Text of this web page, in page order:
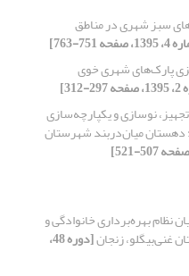
سبز شهری در مناطق
پارک‌های شهری خوی
نوسازی و یکپارچه‌سازی
دهستان میان‌‌دربند شهرستان
نظام بهره‌برداری خانوادگی و
غنی‌بیگلو، زنجان [دوره 48،